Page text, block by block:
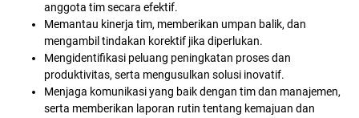
anggota tim secara efektif.
Memantau kinerja tim, memberikan umpan balik, dan
mengambil tindakan korektif jika diperlukan.
Mengidentifikasi peluang peningkatan proses dan
produktivitas, serta mengusulkan solusi inovatif.
Menjaga komunikasi yang baik dengan tim dan manajemen,
serta memberikan laporan rutin tentang kemajuan dan